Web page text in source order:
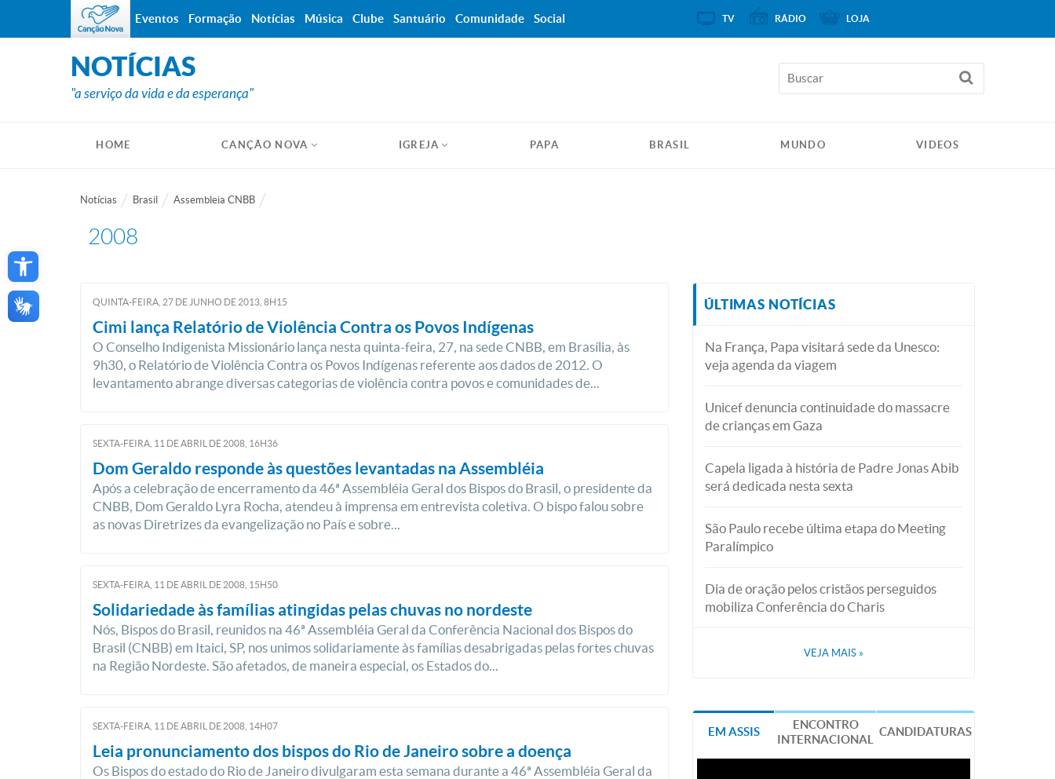
Open toolbar
NOTÍCIAS
"a serviço da vida e da esperança"
HOME CANÇÃO NOVA IGREJA PAPA BRASIL MUNDO VIDEOS
Notícias Brasil Assembleia CNBB
2008
QUINTA-FEIRA, 27 DE JUNHO DE 2013, 8H15
Cimi lança Relatório de Violência Contra os Povos Indígenas
O Conselho Indigenista Missionário lança nesta quinta-feira, 27, na sede CNBB, em Brasília, às
9h30, o Relatório de Violência Contra os Povos Indígenas referente aos dados de 2012. O
levantamento abrange diversas categorias de violência contra povos e comunidades de...
SEXTA-FEIRA, 11 DEABRIL DE 2008, 16H36
Dom Geraldo responde às questões levantadas na Assembléia
Após a celebração de encerramento da 46ª Assembléia Geral dos Bispos do Brasil, o presidente da
CNBB, Dom Geraldo Lyra Rocha, atendeu à imprensa em entrevista coletiva. O bispo falou sobre
as novas Diretrizes da evangelização no País e sobre...
SEXTA-FEIRA, 11 DEABRIL DE 2008, 15H50
Solidariedade às famílias atingidas pelas chuvas no nordeste
Nós, Bispos do Brasil, reunidos na 46ª Assembléia Geral da Conferência Nacional dos Bispos do
Brasil (CNBB) em Itaici, SP, nos unimos solidariamente às famílias desabrigadas pelas fortes chuvas
na Região Nordeste. São afetados, de maneira especial, os Estados do...
SEXTA-FEIRA, 11 DEABRIL DE 2008, 14H07
Leia pronunciamento dos bispos do Rio de Janeiro sobre a doença
Os Bispos do estado do Rio de Janeiro divulgaram esta semana durante a 46ª Assembléia Geral da
ÚLTIMAS NOTÍCIAS
Na França, Papa visitará sede da Unesco:
veja agenda da viagem
Unicef denuncia continuidade do massacre
de crianças em Gaza
Capela ligada à história de Padre Jonas Abib
será dedicada nesta sexta
São Paulo recebe última etapa do Meeting
Paralímpico
Dia de oração pelos cristãos perseguidos
mobiliza Conferência do Charis
VEJA MAIS »
EM ASSIS
ENCONTRO
INTERNACIONAL
CANDIDATURAS
Eventos Formação Notícias Música Clube Santuário Comunidade Social TV RÁDIO LOJA